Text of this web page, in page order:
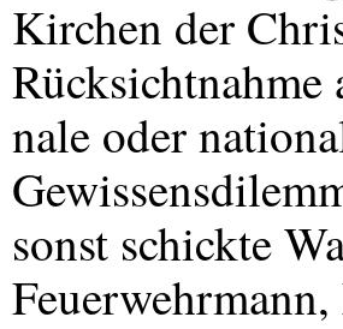
Kirchen der
nale oder
sonst schickte